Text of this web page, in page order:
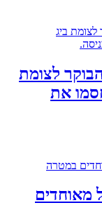
לצומת
את
מאוחדים